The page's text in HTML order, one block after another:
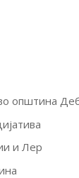
општина
и Лер